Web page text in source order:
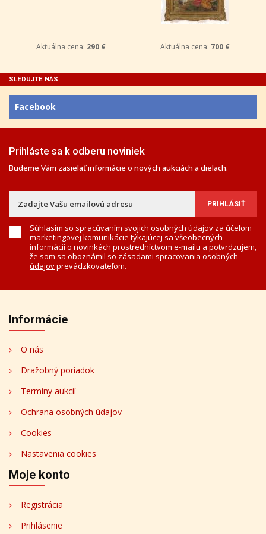
Aktuálna cena: 290 € Aktuálna cena: 700 €
SLEDUJTE NÁS
Facebook
Prihláste sa k odberu noviniek
Budeme Vám zasielať informácie o nových aukciách a dielach.
Súhlasím so spracúvaním svojich osobných údajov za účelom
marketingovej komunikácie týkajúcej sa všeobecných
informácií o novinkách prostredníctvom e-mailu a potvrdzujem,
že som sa oboznámil so zásadami spracovania osobných
údajovprevádzkovateľom.
Informácie
O nás
Dražobný poriadok
Termíny aukcií
Ochrana osobných údajov
Cookies
Nastavenia cookies
Moje konto
Registrácia
Prihlásenie